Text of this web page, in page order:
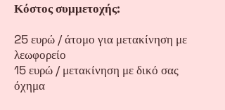
Κόστος συμμετοχής:
25 ευρώ / άτομο για μετακίνηση με
λεωφορείο
15 ευρώ / μετακίνηση με δικό σας
όχημα